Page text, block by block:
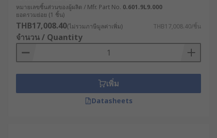
หมายเลขชิ้นส่วนของผู้ผลิต / Mfr. Part No. 0.601.9L9.000
ยอดรวมย่อย (1 ชิ้น)
THB17,008.40(ไม่รวมภาษีมูลค่าเพิ่ม) THB17,008.40/ชิ้น
จำนวน / Quantity
เพิ่ม
Datasheets